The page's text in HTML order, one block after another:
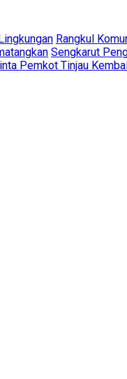
Rangkul
Sengkarut
Pemkot Tinjau